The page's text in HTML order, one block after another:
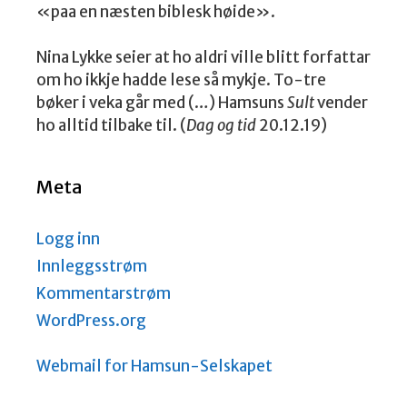
«paa en næsten biblesk høide».
Nina Lykke seier at ho aldri ville blitt forfattar
om ho ikkje hadde lese så mykje. To-tre
bøker i veka går med (…) HamsunsSultvender
ho alltid tilbake til. (Dag og tid20.12.19)
Meta
Logg inn
Innleggsstrøm
Kommentarstrøm
WordPress.org
Webmail for Hamsun-Selskapet